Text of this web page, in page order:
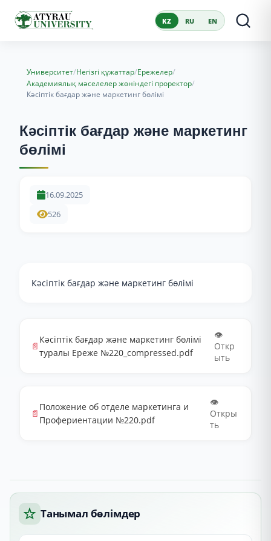
KZ RU EN
Университет/Негізгі құжаттар/Ережелер/
Академиялық мәселелер жөніндегі проректор/
Кәсіптік бағдар және маркетинг бөлімі
Кәсіптік бағдар және маркетинг
бөлімі
16.09.2025
526
Кәсіптік бағдар және маркетинг бөлімі
📄
Кәсіптік бағдар және маркетинг бөлімі
туралы Ереже №220_compressed.pdf
👁️
Откр
ыть
📄
Положение об отделе маркетинга и
Профериентации №220.pdf
👁️
Откры
ть
Танымал бөлімдер